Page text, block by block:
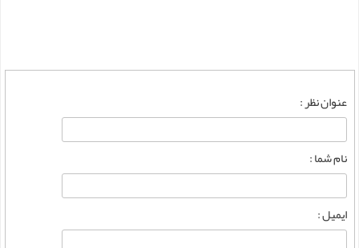
عنوان نظر :
نام شما :
ایمیل :